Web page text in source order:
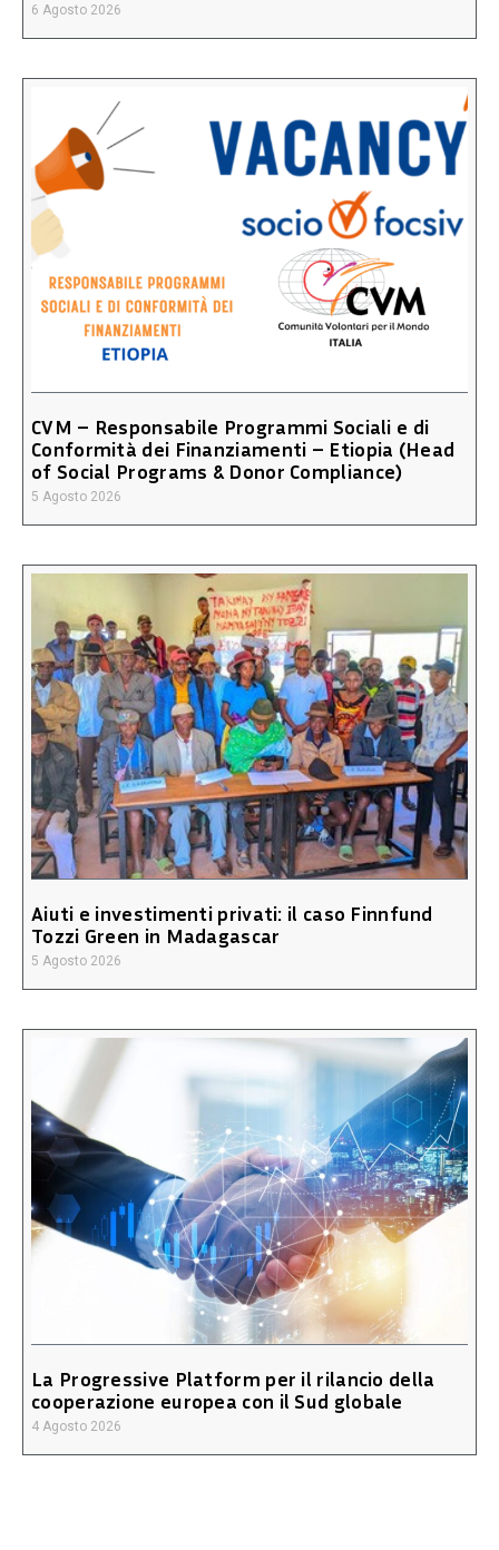
6 Agosto 2026
CVM – Responsabile Programmi Sociali e di
Conformità dei Finanziamenti – Etiopia (Head
of Social Programs & Donor Compliance)
5 Agosto 2026
Aiuti e investimenti privati: il caso Finnfund
Tozzi Green in Madagascar
5 Agosto 2026
La Progressive Platform per il rilancio della
cooperazione europea con il Sud globale
4 Agosto 2026